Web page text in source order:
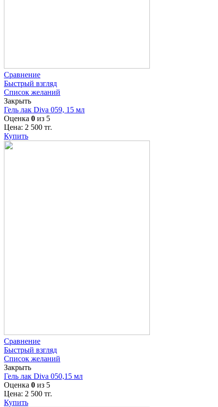
Сравнение
Быстрый взгляд
Список желаний
Закрыть
Гель лак Diva 059, 15 мл
Оценка 0 из 5
Цена: 2 500 тг.
Купить
Сравнение
Быстрый взгляд
Список желаний
Закрыть
Гель лак Diva 050,15 мл
Оценка 0 из 5
Цена: 2 500 тг.
Купить